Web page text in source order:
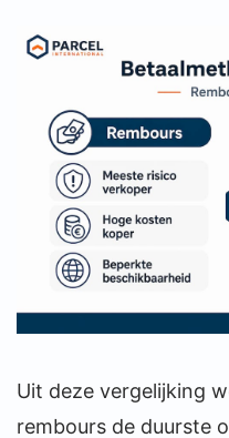
Uit deze vergelijking
rembours de duurste